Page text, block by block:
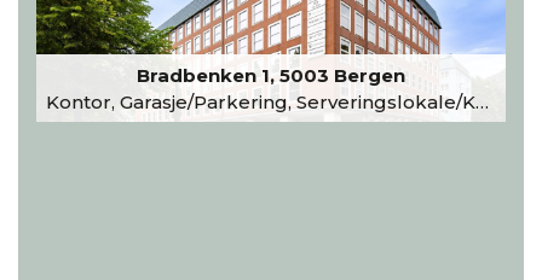
Bradbenken 1, 5003 Bergen
Kontor, Garasje/Parkering, Serveringslokale/Kantine, Undervisning/Arrangement